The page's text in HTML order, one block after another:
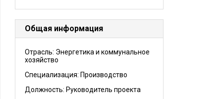
Общая информация
Отрасль: Энергетика и коммунальное
хозяйство
Специализация: Производство
Должность: Руководитель проекта